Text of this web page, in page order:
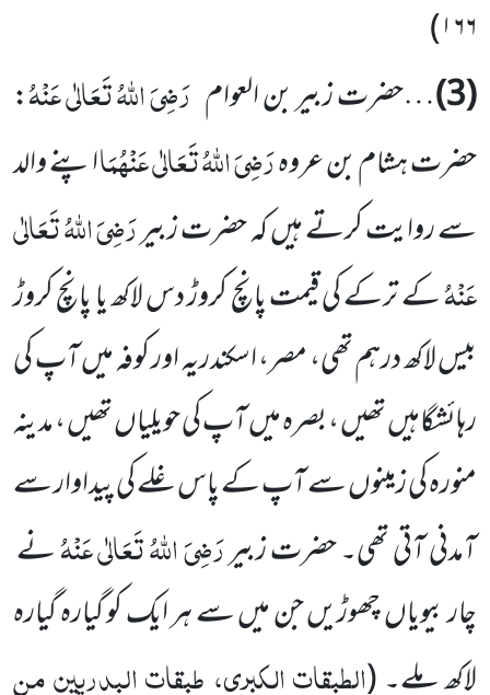
۱۶۶)
(3) …حضرت زبیر بن العوام رَضِیَ اللہُ تَعَالٰی عَنْہُ:
حضرت ہشام بن عروہرَضِیَ اللہُ تَعَالٰی عَنْہُمَااپنے والد
سے روایت کرتے ہیں کہ حضرت زبیررَضِیَ اللہُ تَعَالٰی
عَنْہُکے ترکے کی قیمت پانچ کروڑ دس لاکھ یا پانچ کروڑ
بیس لاکھ درہم تھی، مصر، اسکندریہ اور کوفہ میں آپ کی
رہائشگاہیں تھیں ، بصرہ میں آپ کی حویلیاں تھیں ، مدینہ
منورہ کی زمینوں سے آپ کے پاس غلے کی پیداوار سے
آمدنی آتی تھی۔ حضرت زبیررَضِیَ اللہُ تَعَالٰی عَنْہُنے
چار بیویاں چھوڑیں جن میں سے ہر ایک کو گیارہ گیارہ
لاکھ ملے۔(الطبقات الکبری، طبقات البدریین من